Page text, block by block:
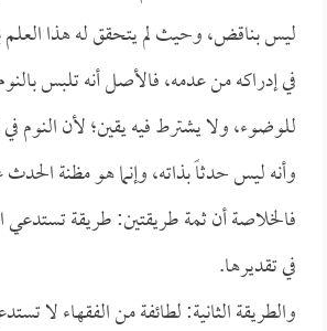
ليس بناقض، وحيث لم يتحقق له هذا
في إدراكه من عدمه، فالأصل أنه تلبس
للوضوء، ولا يشترط فيه يقين؛ لأن النوم
وأنه ليس حدثاً بذاته، وإنما هو مظنة
فالخلاصة أن ثمة طريقتين: طريقة تستدعي
في تقديرها.
والطريقة الثانية: لطائفة من الفقهاء لا